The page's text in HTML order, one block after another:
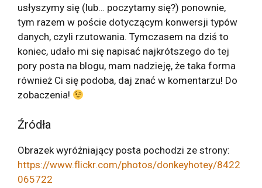
usłyszymy się (lub… poczytamy się?) ponownie,
tym razem w poście dotyczącym konwersji typów
danych, czyli rzutowania. Tymczasem na dziś to
koniec, udało mi się napisać najkrótszego do tej
pory posta na blogu, mam nadzieję, że taka forma
również Ci się podoba, daj znać w komentarzu! Do
zobaczenia!
Źródła
Obrazek wyróżniający posta pochodzi ze strony:
https://www.flickr.com/photos/donkeyhotey/8422
065722